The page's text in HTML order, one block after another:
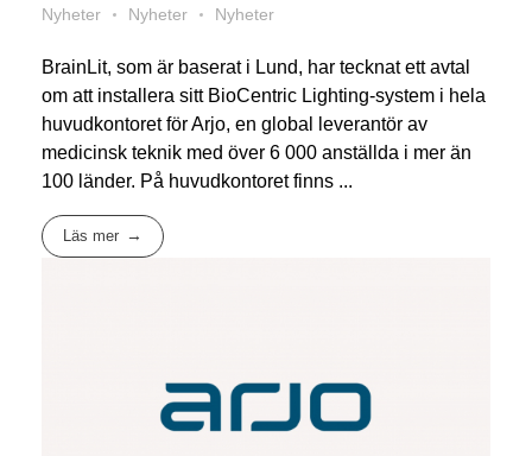
Nyheter
Nyheter Nyheter
BrainLit, som är baserat i Lund, har tecknat ett avtal
om att installera sitt BioCentric Lighting-system i hela
huvudkontoret för Arjo, en global leverantör av
medicinsk teknik med över 6 000 anställda i mer än
100 länder. På huvudkontoret finns ...
Läs mer